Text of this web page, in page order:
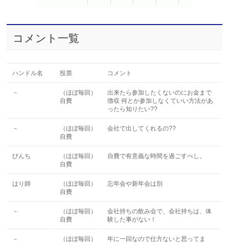
コメント一覧
ハンドル名 投票 コメント
－
（ほぼ毎回）
自費
出来たら参加したくないのにお金まで
徴収 何とか参加しなくていい方法があ
ったら知りたい??
－
（ほぼ毎回）
自費
会社で出してくれるの??
びんち
（ほぼ毎回）
自費
自費で有意義な時間を過ごすべし。
はり師
（ほぼ毎回）
自費
忘年会や新年会は別
－
（ほぼ毎回）
自費
会社持ちの飲み会で、会社持ちは、体
験した事がない！
－
（ほぼ毎回）
年に一回なので仕方ないと思ってま